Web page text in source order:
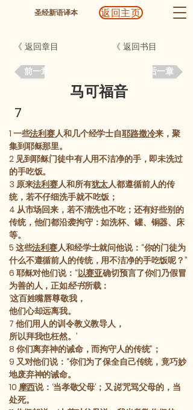
圣经新语译本 返回主页
《 返回章目
前一章
《 返回书目
后一章
马可福音
7
1 一些法利赛人和几个经学士自耶路撒冷来，聚
集到耶稣那里。
2见到耶稣门徒中有人用不洁净的手，即未洗过
的手吃饭。
3 原来法利赛人和所有犹太人都遵循前人的传
统，若不仔细洗手就不吃饭；
4 从市场回来，若不清洗也不吃；还有好些别的
传统，他们都沿袭拘守：如洗杯、罐、铜器、床
等。
5 这些法利赛人和经学士就问他说：“你的门徒为
什么不遵循前人的传统，用不洁净的手吃饭呢？”
6 耶稣对他们说：“以赛亚确切预言了你们乃假冒
为善的人，正如经书所载：
‘这百姓嘴唇尊敬我，
他们心却远离我。
7 他们用人的训令教义教导人，
所以拜我也枉然。’
8 你们离弃神的诫命，而拘守人的传统”；
9 又对他们说：“你们为了保全自己传统，竟巧妙
地废弃神的诫命。
10 摩西说：‘当孝敬父母’；又说‘咒骂父母的，当
处死。